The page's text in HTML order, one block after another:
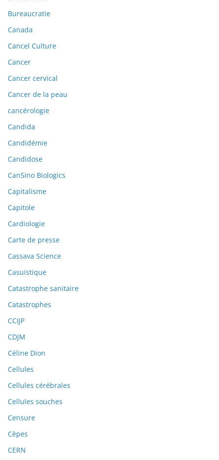
Bureaucratie
Canada
Cancel Culture
Cancer
Cancer cervical
Cancer de la peau
cancérologie
Candida
Candidémie
Candidose
CanSino Biologics
Capitalisme
Capitole
Cardiologie
Carte de presse
Cassava Science
Casuistique
Catastrophe sanitaire
Catastrophes
CCIJP
CDJM
Céline Dion
Cellules
Cellules cérébrales
Cellules souches
Censure
Cèpes
CERN